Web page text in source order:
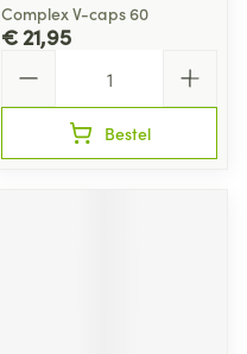
Complex V-caps 60
€ 21,95
Bestel